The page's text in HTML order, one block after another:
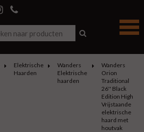
Elektrische
Haarden
Wanders
Elektrische
haarden
Wanders
Orion
Traditional
26'' Black
Edition High
Vrijstaande
elektrische
haard met
houtvak